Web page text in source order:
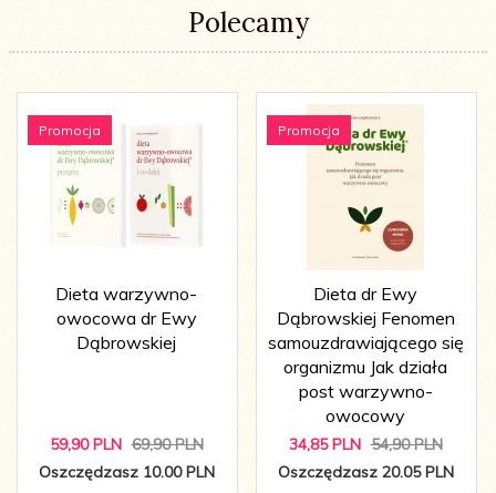
Polecamy
Promocja
Dieta warzywno-
owocowa dr Ewy
Dąbrowskiej
59,90 PLN 69,90 PLN
Oszczędzasz 10.00 PLN
Promocja
Dieta dr Ewy
Dąbrowskiej Fenomen
samouzdrawiającego się
organizmu Jak działa
post warzywno-
owocowy
34,85 PLN 54,90 PLN
Oszczędzasz 20.05 PLN